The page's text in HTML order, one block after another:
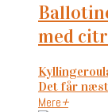
ballotine af kylling – kyllingeroulade
med
Det får
Mere+